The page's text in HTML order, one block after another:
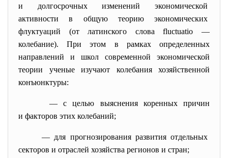
и долгосрочных изменений экономической
активности в общую теорию экономических
флуктуаций (от латинского слова fluctuatio —
колебание). При этом в рамках определенных
направлений и школ современной экономической
теории ученые изучают колебания хозяйственной
конъюнктуры:
— с целью выяснения коренных причин
и факторов этих колебаний;
— для прогнозирования развития отдельных
секторов и отраслей хозяйства регионов и стран;